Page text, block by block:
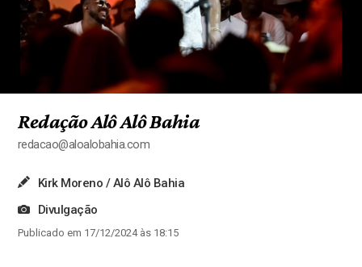
Redação Alô Alô Bahia
redacao@aloalobahia.com
Kirk Moreno / Alô Alô Bahia
Divulgação
Publicado em 17/12/2024 às 18:15